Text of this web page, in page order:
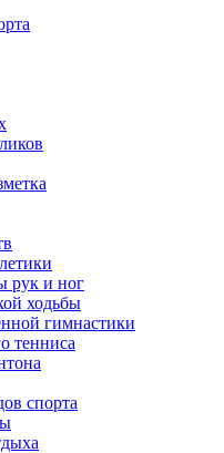
рук и ног
ходьбы
гимнастики
тенниса
спорта